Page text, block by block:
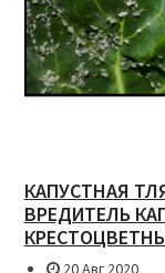
КАПУСТНАЯ
ВРЕДИТЕЛЬ
20 Авг 2020